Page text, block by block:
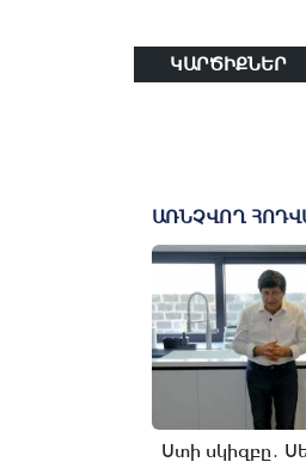
ԿԱՐԾԻՔՆԵՐ
ԱՌՆՉՎՈՂ
Ստի սկիզբը․